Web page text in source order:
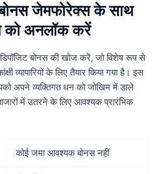
जेमफोरेक्स के साथ
को अनलॉक करें
बोनस की खोज करें, जो विशेष रूप से
व्यापारियों के लिए तैयार किया गया है। इस
अपने व्यक्तिगत धन को जोखिम में डाले
में उतरने के लिए आवश्यक प्रारंभिक
कोई जमा आवश्यक बोनस नहीं